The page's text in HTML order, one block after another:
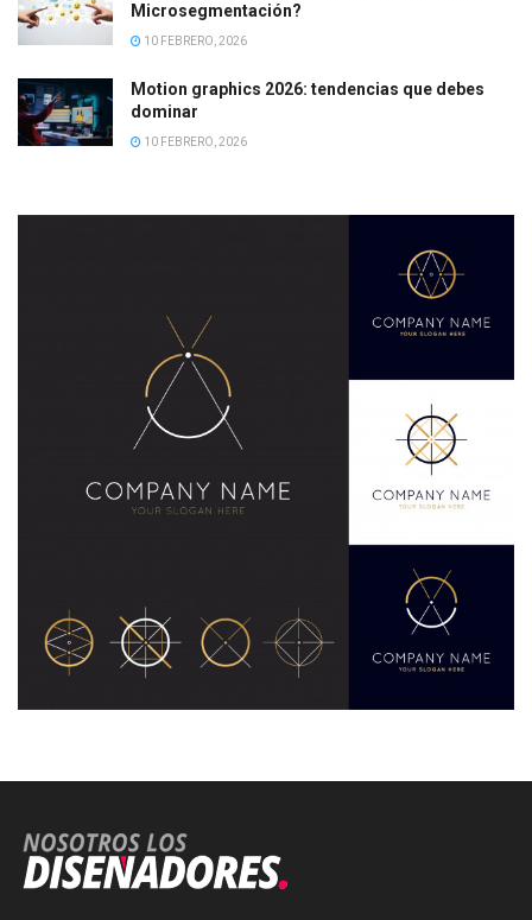
Microsegmentación?
10 FEBRERO, 2026
Motion graphics 2026: tendencias que debes
dominar
10 FEBRERO, 2026